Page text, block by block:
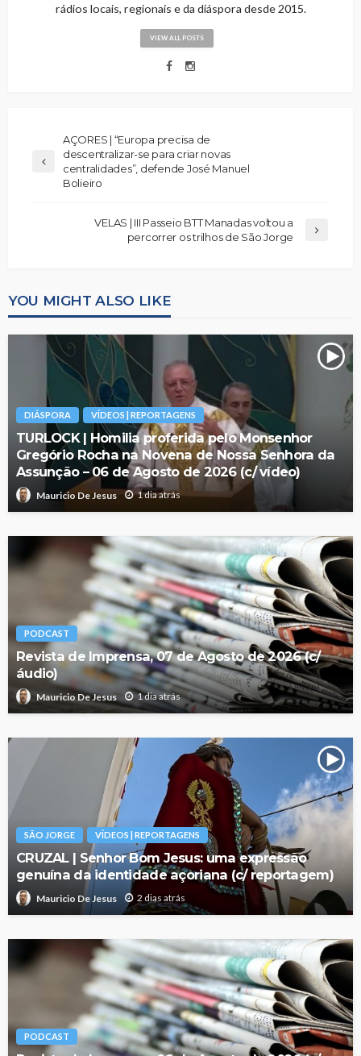
rádios locais, regionais e da diáspora desde 2015.
VIEW ALL POSTS
AÇORES | “Europa precisa de
descentralizar-se para criar novas
centralidades”, defende José Manuel
Bolieiro
VELAS | III Passeio BTT Manadas voltou a
percorrer os trilhos de São Jorge
YOU MIGHT ALSO LIKE
DIÁSPORA VÍDEOS | REPORTAGENS
TURLOCK | Homilia proferida pelo Monsenhor
Gregório Rocha na Novena de Nossa Senhora da
Assunção – 06 de Agosto de 2026 (c/ vídeo)
Mauricio De Jesus 1 dia atrás
PODCAST
Revista de Imprensa, 07 de Agosto de 2026 (c/
áudio)
Mauricio De Jesus 1 dia atrás
SÃO JORGE VÍDEOS | REPORTAGENS
CRUZAL | Senhor Bom Jesus: uma expressão
genuína da identidade açoriana (c/ reportagem)
Mauricio De Jesus 2 dias atrás
PODCAST